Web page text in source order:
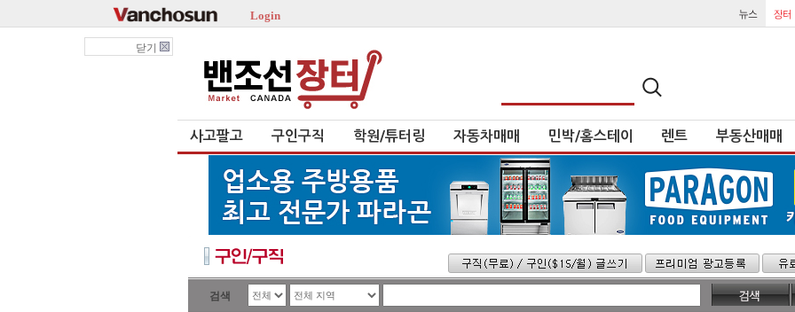
Login
닫기
사고팔고 구인구직 학원/튜터링 자동차매매 민박/홈스테이 렌트 부동산매매
검색